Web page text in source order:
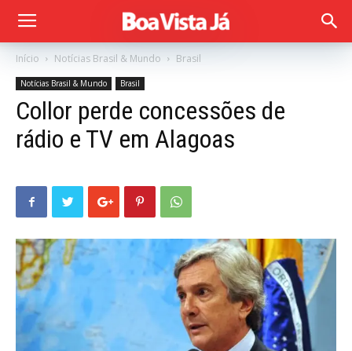
Início Notícias Brasil & Mundo Brasil
Notícias Brasil & Mundo Brasil
Collor perde concessões de
rádio e TV em Alagoas